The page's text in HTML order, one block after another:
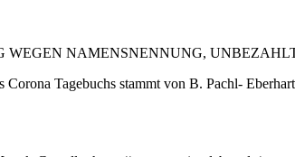
WEGEN NAMENSNENNUNG,
Corona Tagebuchs stammt von B. Pachl- Eberhart